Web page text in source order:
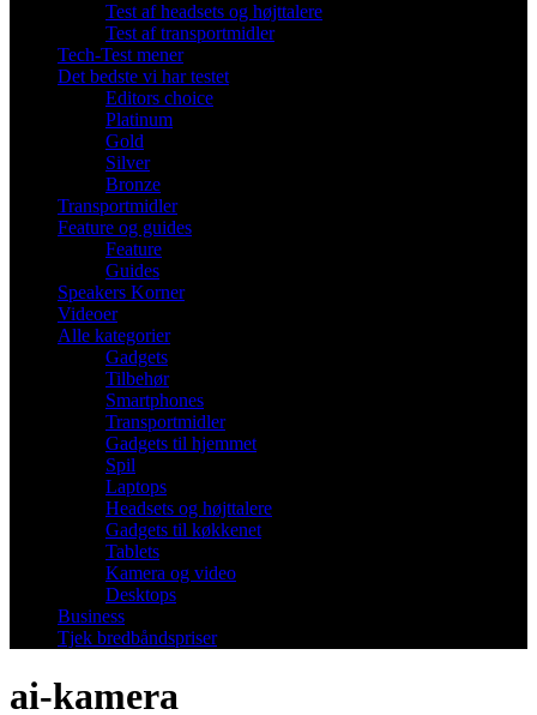
Test af headsets og højttalere
Test af transportmidler
Tech-Test mener
Det bedste vi har testet
Editors choice
Platinum
Gold
Silver
Bronze
Transportmidler
Feature og guides
Feature
Guides
Speakers Korner
Videoer
Alle kategorier
Gadgets
Tilbehør
Smartphones
Transportmidler
Gadgets til hjemmet
Spil
Laptops
Headsets og højttalere
Gadgets til køkkenet
Tablets
Kamera og video
Desktops
Business
Tjek bredbåndspriser
ai-kamera